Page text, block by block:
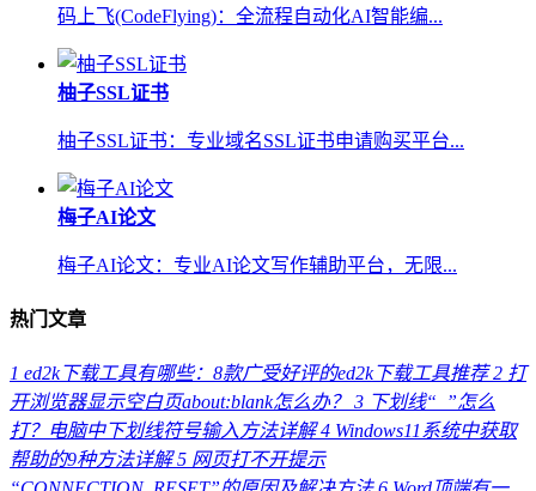
码上飞(CodeFlying)：全流程自动化AI智能编...
柚子SSL证书
柚子SSL证书：专业域名SSL证书申请购买平台...
梅子AI论文
梅子AI论文：专业AI论文写作辅助平台，无限...
热门文章
1 ed2k下载工具有哪些：8款广受好评的ed2k下载工具推荐 2 打
开浏览器显示空白页about:blank怎么办？ 3 下划线“_”怎么
打？电脑中下划线符号输入方法详解 4 Windows11系统中获取
帮助的9种方法详解 5 网页打不开提示